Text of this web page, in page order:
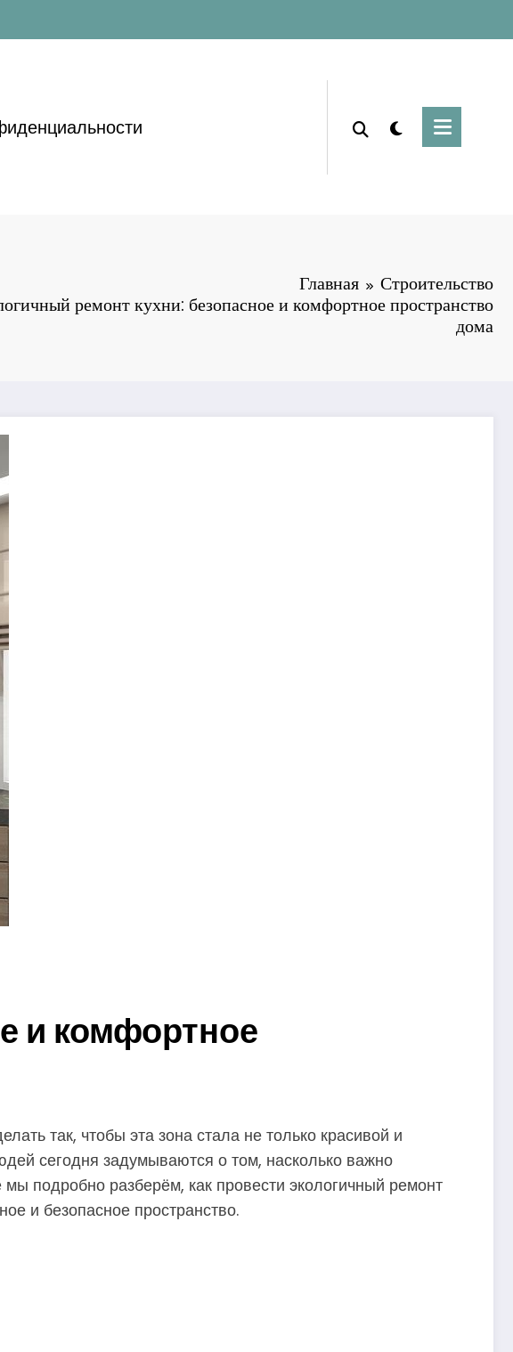
Главная
Строительство
ремонт кухни: безопасное и комфортное пространство
дома
и комфортное
так, чтобы эта зона стала не только красивой и
сегодня задумываются о том, насколько важно
подробно разберём, как провести экологичный ремонт
и безопасное пространство.